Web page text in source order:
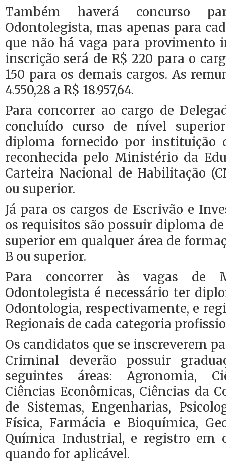
Também haverá concurso
Odontolegista, mas apenas para
que não há vaga para provimento
inscrição será de R$ 220 para o
150 para os demais cargos. As
4.550,28 a R$ 18.957,64.
Para concorrer ao cargo de
concluído curso de nível
diploma fornecido por instituição
reconhecida pelo Ministério da
Carteira Nacional de Habilitação
ou superior.
Já para os cargos de Escrivão e
os requisitos são possuir diploma
superior em qualquer área de
B ou superior.
Para concorrer às vagas de
Odontolegista é necessário ter
Odontologia, respectivamente, e
Regionais de cada categoria
Os candidatos que se inscreverem
Criminal deverão possuir
seguintes áreas: Agronomia,
Ciências Econômicas, Ciências da
de Sistemas, Engenharias,
Física, Farmácia e Bioquímica,
Química Industrial, e registro em
quando for aplicável.